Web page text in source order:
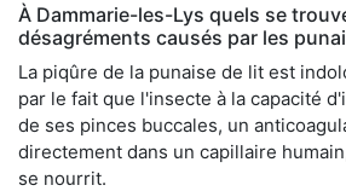
À Dammarie-les-Lys quels se
désagréments causés par les
La piqûre de la punaise de lit est
par le fait que l'insecte à la capacité
de ses pinces buccales, un
directement dans un capillaire
se nourrit.